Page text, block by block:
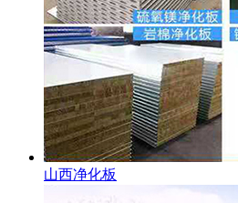
山西净化板